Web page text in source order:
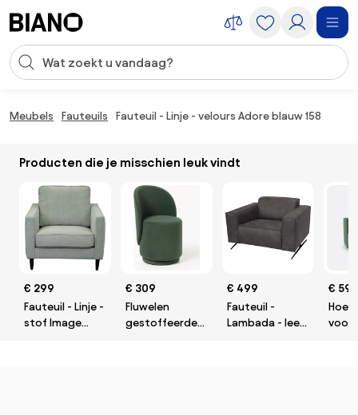
Zoekopdracht invoeren
Meubels Fauteuils Fauteuil - Linje - velours Adore blauw 158
Producten die je misschien leuk vindt
€ 299
Fauteuil - Linje -
stof Image
€ 309
Fluwelen
gestoffeerde
€ 499
Fauteuil -
Lambada - leer
€ 599
voor